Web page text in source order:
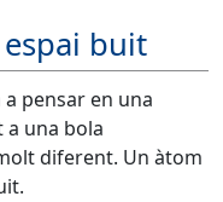
buit
pensar en una
a una bola
diferent. Un àtom